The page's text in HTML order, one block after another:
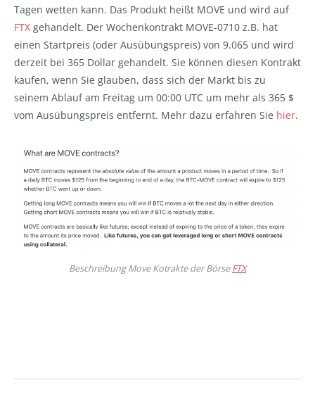
Tagen wetten kann. Das Produkt heißt MOVE und wird auf
FTX gehandelt. Der Wochenkontrakt MOVE-0710 z.B. hat
einen Startpreis (oder Ausübungspreis) von 9.065 und wird
derzeit bei 365 Dollar gehandelt. Sie können diesen Kontrakt
kaufen, wenn Sie glauben, dass sich der Markt bis zu
seinem Ablauf am Freitag um 00:00 UTC um mehr als 365 $
vom Ausübungspreis entfernt. Mehr dazu erfahren Sie hier.
Beschreibung Move Kotrakte der BörseFTX